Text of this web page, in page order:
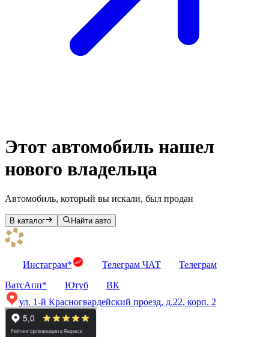
Этот автомобиль нашел
нового владельца
Автомобиль, который вы искали, был продан
В каталог Найти авто
Инстаграм* Телеграм ЧАТ
Телеграм
ВатсАпп*
Ютуб
ВК
ул. 1-й Красногвардейский проезд, д.22, корп. 2